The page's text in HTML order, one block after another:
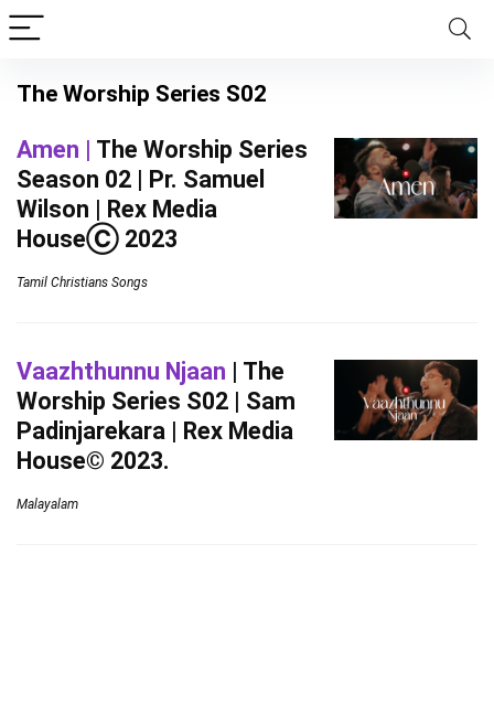
The Worship Series S02
Amen | The Worship Series
Season 02 | Pr. Samuel
Wilson | Rex Media
HouseⒸ 2023
Tamil Christians Songs
Vaazhthunnu Njaan | The
Worship Series S02 | Sam
Padinjarekara | Rex Media
House© 2023.
Malayalam